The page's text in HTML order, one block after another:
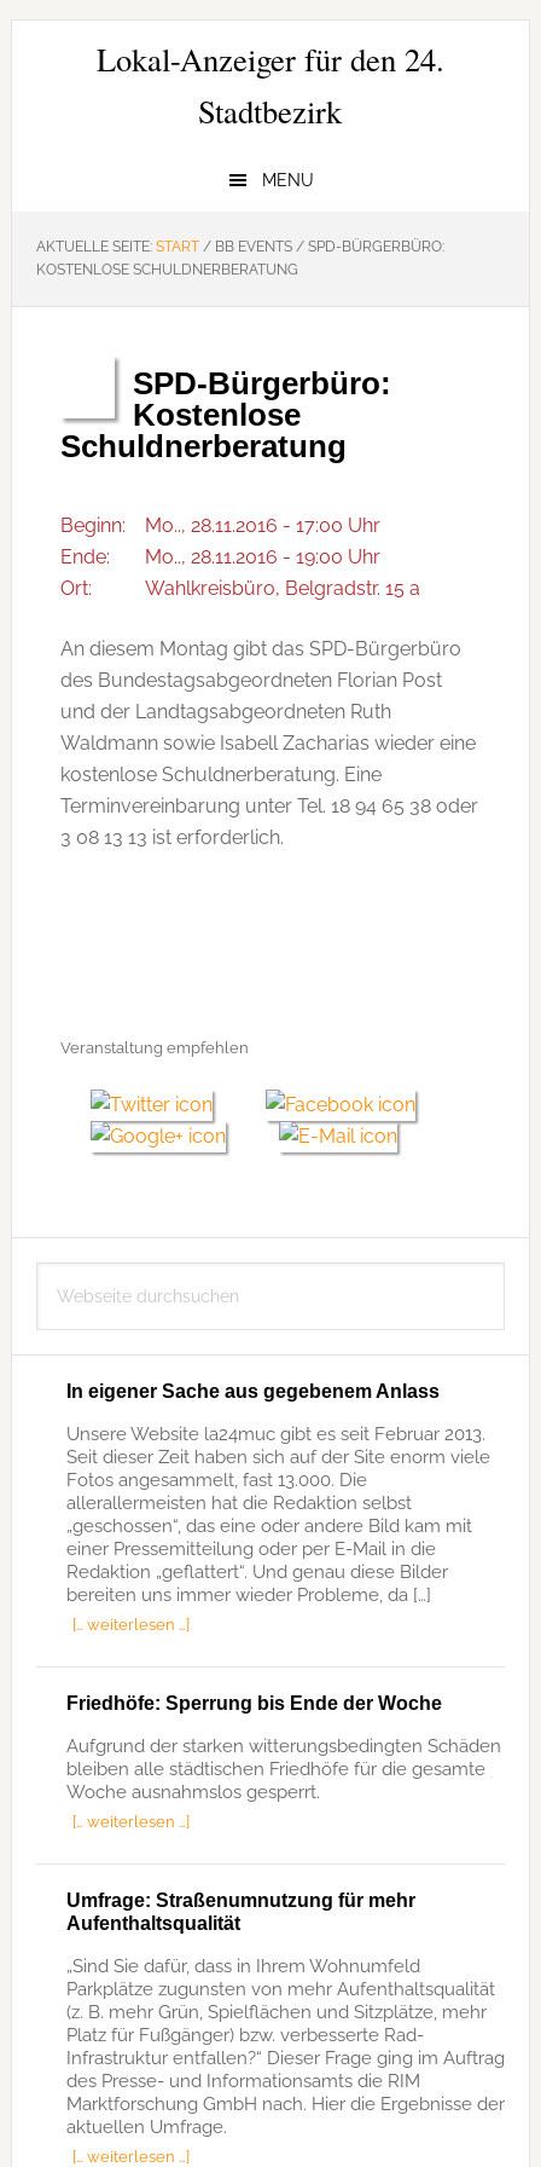
Zur
Hauptnavigation
Zum
Zur
SeitenspalteLokal-Anzeiger für den 24.
Stadtbezirk
MENU
AKTUELLE SEITE: START /BB EVENTS /SPD-BÜRGERBÜRO:
KOSTENLOSE SCHULDNERBERATUNG
SPD-Bürgerbüro:
Kostenlose
Schuldnerberatung
Beginn:
Mo.., 28.11.2016 - 17:00 Uhr
Ende:
Mo.., 28.11.2016 - 19:00 Uhr
Ort:
Wahlkreisbüro, Belgradstr. 15 a
An diesem Montag gibt das SPD-Bürgerbüro
des Bundestagsabgeordneten Florian Post
und der Landtagsabgeordneten Ruth
Waldmann sowie Isabell Zacharias wieder eine
kostenlose Schuldnerberatung. Eine
Terminvereinbarung unter Tel. 18 94 65 38 oder
3 08 13 13 ist erforderlich.
Veranstaltung empfehlen
Seitenspalte
durchsuchen
In eigener Sache aus gegebenem Anlass
Unsere Website la24muc gibt es seit Februar 2013.
Seit dieser Zeit haben sich auf der Site enorm viele
Fotos angesammelt, fast 13.000. Die
allerallermeisten hat die Redaktion selbst
„geschossen“, das eine oder andere Bild kam mit
einer Pressemitteilung oder per E-Mail in die
Redaktion „geflattert“. Und genau diese Bilder
bereiten uns immer wieder Probleme, da […]
[… weiterlesen …]
Friedhöfe: Sperrung bis Ende der Woche
Aufgrund der starken witterungsbedingten Schäden
bleiben alle städtischen Friedhöfe für die gesamte
Woche ausnahmslos gesperrt.
[… weiterlesen …]
Umfrage: Straßenumnutzung für mehr
Aufenthaltsqualität
„Sind Sie dafür, dass in Ihrem Wohnumfeld
Parkplätze zugunsten von mehr Aufenthaltsqualität
(z. B. mehr Grün, Spielflächen und Sitzplätze, mehr
Platz für Fußgänger) bzw. verbesserte Rad-
Infrastruktur entfallen?“ Dieser Frage ging im Auftrag
des Presse- und Informationsamts die RIM
Marktforschung GmbH nach. Hier die Ergebnisse der
aktuellen Umfrage.
[… weiterlesen …]